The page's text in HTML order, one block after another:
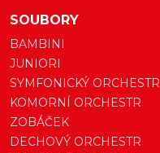
SOUBORY
BAMBINI
JUNIORI
SYMFONICKÝ ORCHESTR
KOMORNÍ ORCHESTR
ZOBÁČEK
DECHOVÝ ORCHESTR